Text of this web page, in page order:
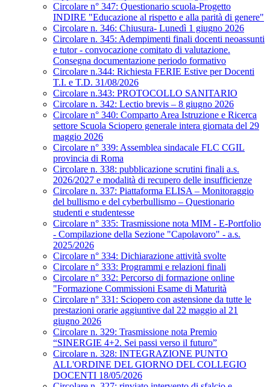
Circolare n° 347: Questionario scuola-Progetto
INDIRE "Educazione al rispetto e alla parità di genere"
Circolare n. 346: Chiusura- Lunedì 1 giugno 2026
Circolare n. 345: Adempimenti finali docenti neoassunti
e tutor - convocazione comitato di valutazione.
Consegna documentazione periodo formativo
Circolare n.344: Richiesta FERIE Estive per Docenti
T.I. e T.D. 31/08/2026
Circolare n.343: PROTOCOLLO SANITARIO
Circolare n. 342: Lectio brevis – 8 giugno 2026
Circolare n° 340: Comparto Area Istruzione e Ricerca
settore Scuola Sciopero generale intera giornata del 29
maggio 2026
Circolare n° 339: Assemblea sindacale FLC CGIL
provincia di Roma
Circolare n. 338: pubblicazione scrutini finali a.s.
2026/2027 e modalità di recupero delle insufficienze
Circolare n. 337: Piattaforma ELISA – Monitoraggio
del bullismo e del cyberbullismo – Questionario
studenti e studentesse
Circolare n° 335: Trasmissione nota MIM - E-Portfolio
- Compilazione della Sezione "Capolavoro" - a.s.
2025/2026
Circolare n° 334: Dichiarazione attività svolte
Circolare n° 333: Programmi e relazioni finali
Circolare n° 332: Percorso di formazione online
"Formazione Commissioni Esame di Maturità
Circolare n° 331: Sciopero con astensione da tutte le
prestazioni orarie aggiuntive dal 22 maggio al 21
giugno 2026
Circolare n. 329: Trasmissione nota Premio
“SINERGIE 4+2. Sei passi verso il futuro”
Circolare n. 328: INTEGRAZIONE PUNTO
ALL'ORDINE DEL GIORNO DEL COLLEGIO
DOCENTI 18/05/2026